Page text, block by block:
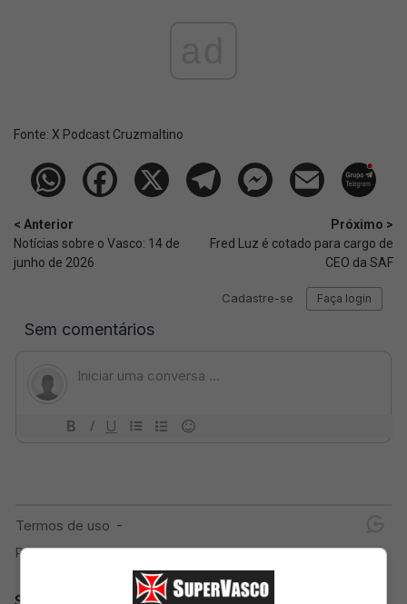
Fonte: X Podcast Cruzmaltino
< Anterior
Notícias sobre o Vasco: 14 de
junho de 2026
Próximo >
Fred Luz é cotado para cargo de
CEO da SAF